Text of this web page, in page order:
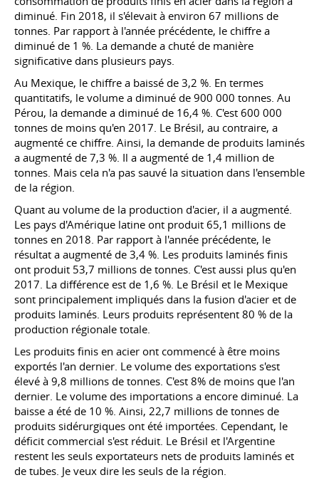
diminué. Fin 2018, il s'élevait à environ 67 millions de
tonnes. Par rapport à l'année précédente, le chiffre a
diminué de 1 %. La demande a chuté de manière
significative dans plusieurs pays.
Au Mexique, le chiffre a baissé de 3,2 %. En termes
quantitatifs, le volume a diminué de 900 000 tonnes. Au
Pérou, la demande a diminué de 16,4 %. C'est 600 000
tonnes de moins qu'en 2017. Le Brésil, au contraire, a
augmenté ce chiffre. Ainsi, la demande de produits laminés
a augmenté de 7,3 %. Il a augmenté de 1,4 million de
tonnes. Mais cela n'a pas sauvé la situation dans l'ensemble
de la région.
Quant au volume de la production d'acier, il a augmenté.
Les pays d'Amérique latine ont produit 65,1 millions de
tonnes en 2018. Par rapport à l'année précédente, le
résultat a augmenté de 3,4 %. Les produits laminés finis
ont produit 53,7 millions de tonnes. C'est aussi plus qu'en
2017. La différence est de 1,6 %. Le Brésil et le Mexique
sont principalement impliqués dans la fusion d'acier et de
produits laminés. Leurs produits représentent 80 % de la
production régionale totale.
Les produits finis en acier ont commencé à être moins
exportés l'an dernier. Le volume des exportations s'est
élevé à 9,8 millions de tonnes. C'est 8% de moins que l'an
dernier. Le volume des importations a encore diminué. La
baisse a été de 10 %. Ainsi, 22,7 millions de tonnes de
produits sidérurgiques ont été importées. Cependant, le
déficit commercial s'est réduit. Le Brésil et l'Argentine
restent les seuls exportateurs nets de produits laminés et
de tubes. Je veux dire les seuls de la région.